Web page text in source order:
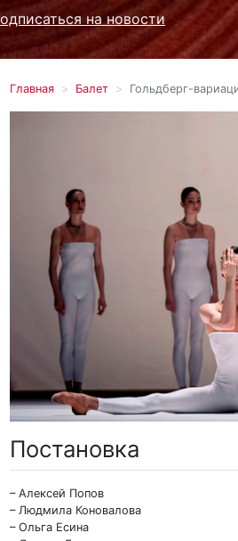
на новости
Главная Балет Гольдберг-
Постановка
– Алексей Попов
– Людмила Коновалова
– Ольга Есина